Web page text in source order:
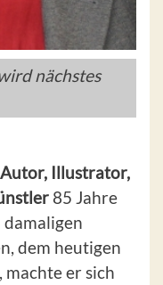
nächstes
Autor, Illustrator,
85 Jahre
dem heutigen
machte er sich